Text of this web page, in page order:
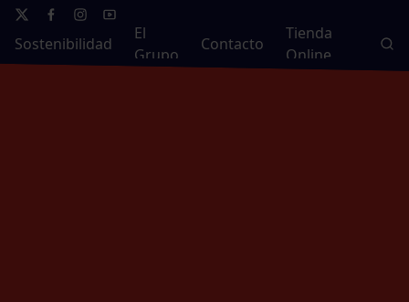
Sostenibilidad
El
Grupo
Contacto
Tienda
Online